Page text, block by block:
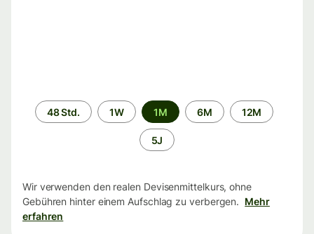
Zeitraum
48 Std. 1W 1M 6M 12M
5J
Wir verwenden den realen Devisenmittelkurs, ohne
Gebühren hinter einem Aufschlag zu verbergen. Mehr
erfahren